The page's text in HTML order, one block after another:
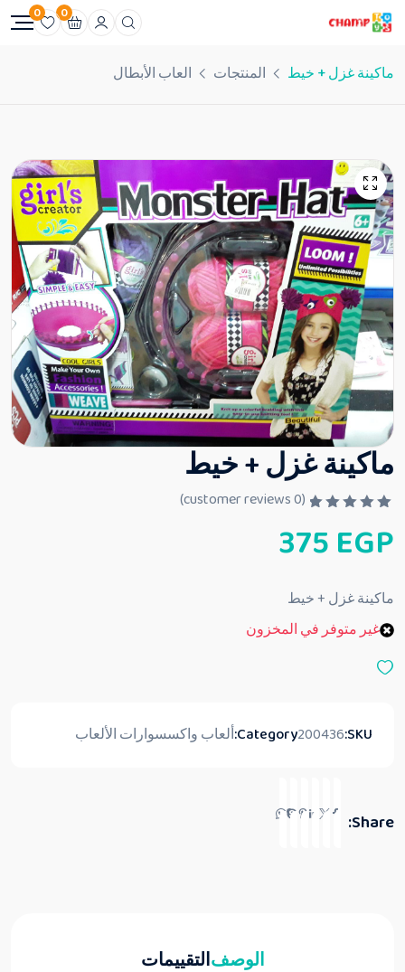
0
0
ماكينة غزل + خيط المنتجات العاب الأبطال
ماكينة غزل + خيط
م
ا
ي
م
ن
(
0
375EGP
ماكينة غزل + خيط
غير متوفر في المخزون
SKU:
200436
Category:ألعاب واكسسوارات الألعاب
Share:
الوصفالتقييمات